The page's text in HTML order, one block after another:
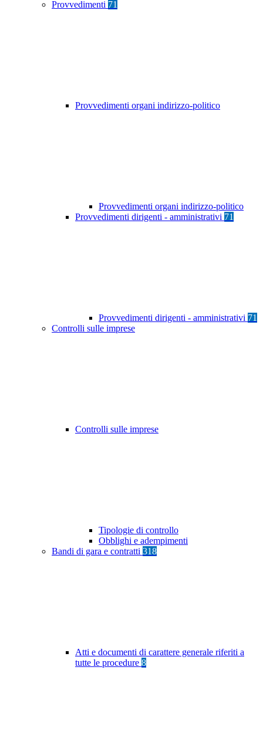
Provvedimenti 71
Provvedimenti organi indirizzo-politico
Provvedimenti organi indirizzo-politico
Provvedimenti dirigenti - amministrativi 71
Provvedimenti dirigenti - amministrativi 71
Controlli sulle imprese
Controlli sulle imprese
Tipologie di controllo
Obblighi e adempimenti
Bandi di gara e contratti 318
Atti e documenti di carattere generale riferiti a
tutte le procedure 8